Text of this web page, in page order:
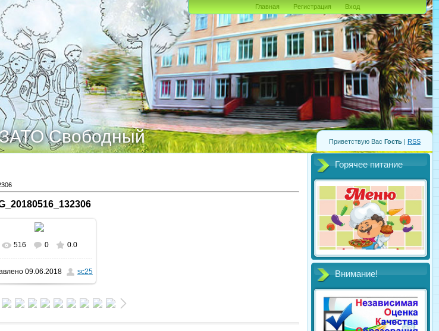
Приветствую Вас Гость | RSS
Свободный
Главная Регистрация Вход
516 0 0.0
09.06.2018 sc25
Горячее питание
Внимание!